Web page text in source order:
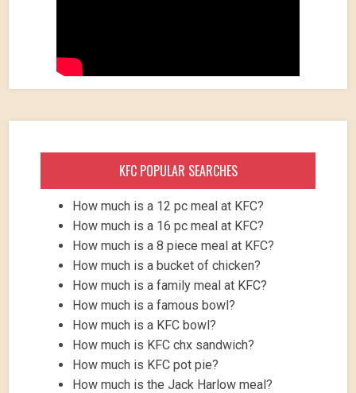
KFC POPULAR SEARCHES
How much is a 12 pc meal at KFC?
How much is a 16 pc meal at KFC?
How much is a 8 piece meal at KFC?
How much is a bucket of chicken?
How much is a family meal at KFC?
How much is a famous bowl?
How much is a KFC bowl?
How much is KFC chx sandwich?
How much is KFC pot pie?
How much is the Jack Harlow meal?